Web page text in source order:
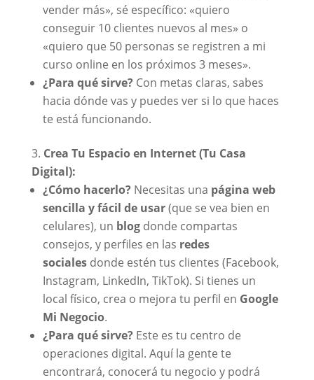
vender más», sé específico: «quiero
conseguir 10 clientes nuevos al mes» o
«quiero que 50 personas se registren a mi
curso online en los próximos 3 meses».
¿Para qué sirve?Con metas claras, sabes
hacia dónde vas y puedes ver si lo que haces
te está funcionando.
Crea Tu Espacio en Internet (Tu Casa
Digital):
¿Cómo hacerlo?Necesitas una página web
sencilla y fácil de usar(que se vea bien en
celulares), un blogdonde compartas
consejos, y perfiles en las redes
socialesdonde estén tus clientes (Facebook,
Instagram, LinkedIn, TikTok). Si tienes un
local físico, crea o mejora tu perfil en Google
Mi Negocio.
¿Para qué sirve?Este es tu centro de
operaciones digital. Aquí la gente te
encontrará, conocerá tu negocio y podrá